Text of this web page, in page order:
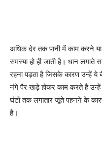
अधिक देर तक पानी में काम करने
समस्या हो ही जाती है। धान
रहना पड़ता है जिसके कारण उन्हें ये
नंगे पैर खड़े होकर काम करते है उन्हें
घंटों तक लगातार जूते पहनने के कारण
है।